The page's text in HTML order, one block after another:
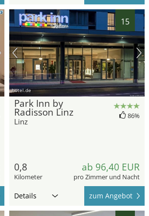
15
hotel.de
Park Inn by
Radisson Linz
Linz
86%
0,8
Kilometer
ab 96,40 EUR
pro Zimmer und Nacht
Details zum Angebot